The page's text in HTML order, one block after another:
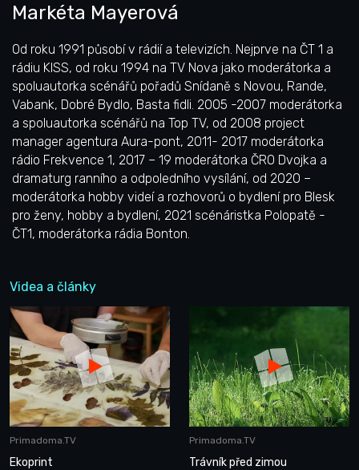
Markéta Mayerová
Od roku 1991 působí v rádií a televizích. Nejprve na ČT 1 a
rádiu KISS, od roku 1994 na TV Nova jako moderátorka a
spoluautorka scénářů pořadů Snídaně s Novou, Rande,
Vabank, Dobré Bydlo, Basta fidli. 2005 -2007 moderátorka
a spoluautorka scénářů na Top TV, od 2008 project
manager agentura Aura-pont, 2011- 2017 moderátorka
rádio Frekvence 1, 2017 – 19 moderátorka ČRO Dvojka a
dramaturg ranního a odpoledního vysílání, od 2020 –
moderátorka hobby videí a rozhovorů o bydlení pro Blesk
pro ženy, hobby a bydlení, 2021 scénáristka Polopatě -
ČT1, moderátorka rádia Bonton.
Videa a články
Primadoma.TV
Ekoprint
Primadoma.TV
Trávník před zimou